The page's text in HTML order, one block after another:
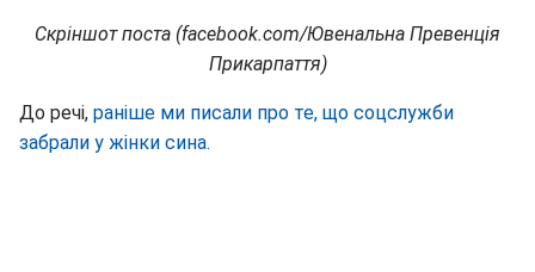
Скріншот поста (facebook.com/Ювенальна Превенція
Прикарпаття)
До речі, раніше ми писали про те, що соцслужби
забрали у жінки сина.